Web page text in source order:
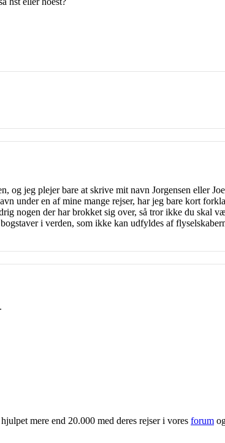
og jeg plejer bare at skrive mit navn Jorgensen eller
under en af mine mange rejser, har jeg bare kort
nogen der har brokket sig over, så tror ikke du skal
i verden, som ikke kan udfyldes af
mere end 20.000 med deres rejser i vores forum